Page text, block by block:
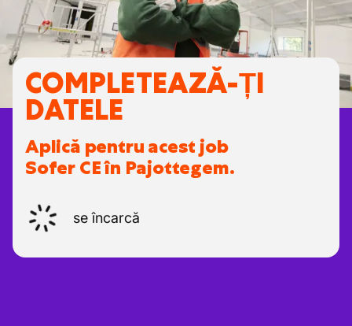
COMPLETEAZĂ-ȚI
DATELE
Aplică pentru acest job
Sofer CE în Pajottegem.
se încarcă